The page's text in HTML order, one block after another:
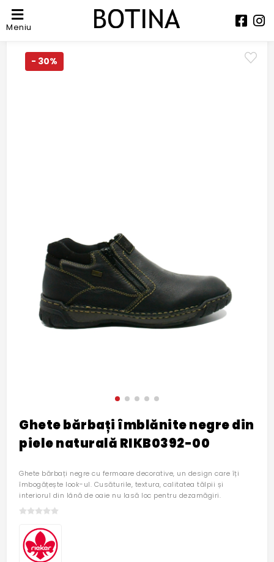
Meniu
- 30%
Ghete bărbați îmblănite negre din
piele naturală RIKB0392-00
Ghete bărbați negre cu fermoare decorative, un design care îți
îmbogățește look-ul. Cusăturile, textura, calitatea tălpii și
interiorul din lână de oaie nu lasă loc pentru dezamăgiri.